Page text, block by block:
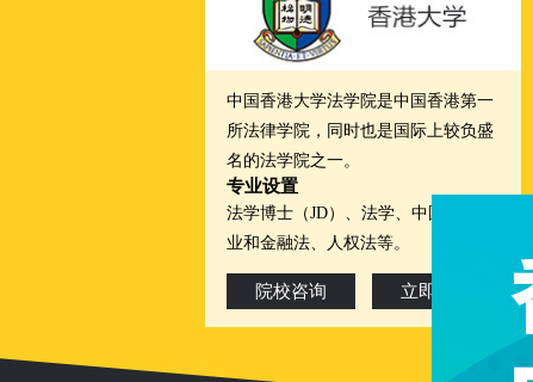
中国香港大学法学院是中国香港第一
所法律学院，同时也是国际上较负盛
名的法学院之一。
专业设置
法学博士（JD）、法学、中国法、企
业和金融法、人权法等。
院校咨询 立即咨询